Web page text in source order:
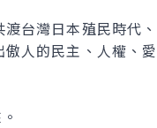
台灣日本殖民時代、
人的民主、人權、愛